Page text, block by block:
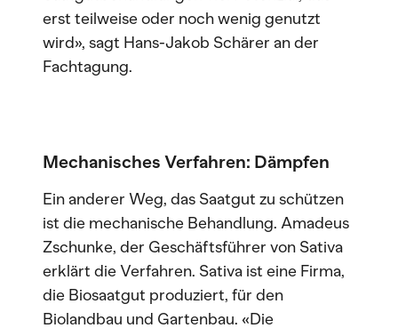
erst teilweise oder noch wenig genutzt
wird», sagt Hans-Jakob Schärer an der
Fachtagung.
Mechanisches Verfahren: Dämpfen
Ein anderer Weg, das Saatgut zu schützen
ist die mechanische Behandlung. Amadeus
Zschunke, der Geschäftsführer von Sativa
erklärt die Verfahren. Sativa ist eine Firma,
die Biosaatgut produziert, für den
Biolandbau und Gartenbau. «Die